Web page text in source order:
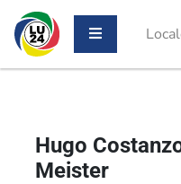
Hugo
Meister